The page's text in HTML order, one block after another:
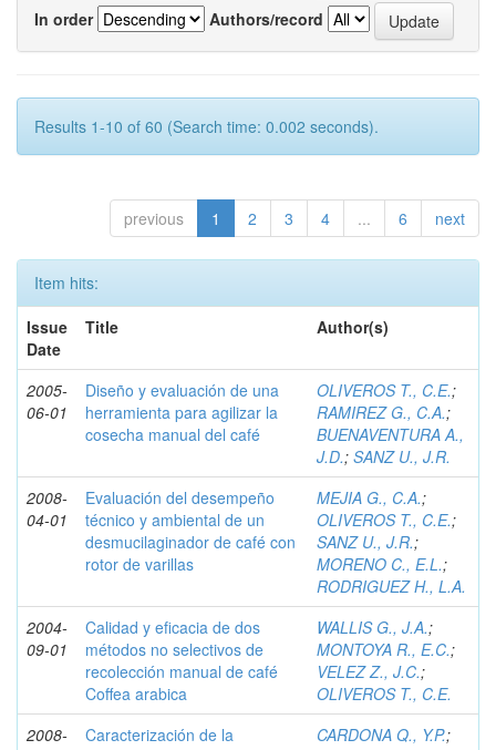
In order
Authors/record
Results 1-10 of 60 (Search time: 0.002 seconds).
previous 1 2 3 4 ... 6 next
Item hits:
Issue
Date
Title Author(s)
2005-
06-01
Diseño y evaluación de una
herramienta para agilizar la
cosecha manual del café
OLIVEROS T., C.E.;
RAMIREZ G., C.A.;
BUENAVENTURA A.,
J.D.; SANZ U., J.R.
2008-
04-01
Evaluación del desempeño
técnico y ambiental de un
desmucilaginador de café con
rotor de varillas
MEJIA G., C.A.;
OLIVEROS T., C.E.;
SANZ U., J.R.;
MORENO C., E.L.;
RODRIGUEZ H., L.A.
2004-
09-01
Calidad y eficacia de dos
métodos no selectivos de
recolección manual de café
Coffea arabica
WALLIS G., J.A.;
MONTOYA R., E.C.;
VELEZ Z., J.C.;
OLIVEROS T., C.E.
2008-
Caracterización de la
CARDONA Q., Y.P.;